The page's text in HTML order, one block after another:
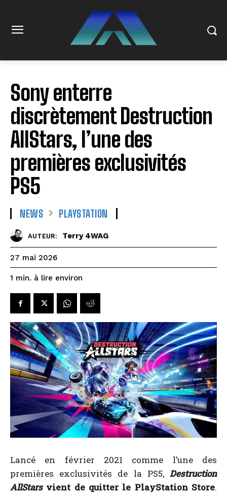
Sony enterre
discrètement Destruction
AllStars, l’une des
premières exclusivités
PS5
NEWS PLAYSTATION
AUTEUR: Terry 4WAG
27 mai 2026
1 min. à lire environ
Lancé en février 2021 comme l’une des
premières exclusivités de la PS5, Destruction
AllStarsvient de quitter le PlayStation Store.